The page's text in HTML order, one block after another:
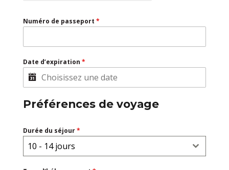
Numéro de passeport *
Date d’expiration *
Préférences de voyage
Durée du séjour*
10 - 14 jours